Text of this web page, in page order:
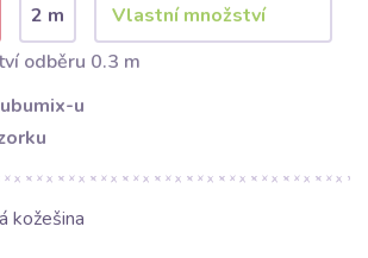
2 m
odběru 0.3 m
u
kožešina